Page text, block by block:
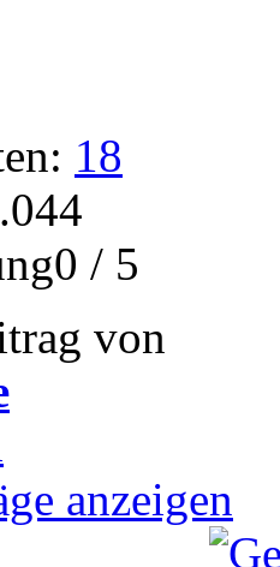
18
/ 5
von
anzeigen